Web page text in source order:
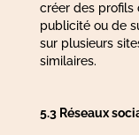
créer des profils
publicité ou de
sur plusieurs
similaires.
5.3 Réseaux